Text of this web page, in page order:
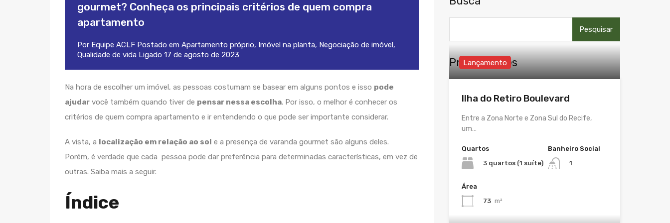
gourmet? Conheça os principais critérios de quem compra
apartamento
Por Equipe ACLF Postado em Apartamento próprio, Imóvel na planta, Negociação de imóvel,
Qualidade de vida Ligado 17 de agosto de 2023
Na hora de escolher um imóvel, as pessoas costumam se basear em alguns pontos e isso pode
ajudar você também quando tiver de pensar nessa escolha. Por isso, o melhor é conhecer os
critérios de quem compra apartamento e ir entendendo o que pode ser importante considerar.
A vista, a localização em relação ao sol e a presença de varanda gourmet são alguns deles.
Porém, é verdade que cada pessoa pode dar preferência para determinadas características, em vez de
outras. Saiba mais a seguir.
Índice
por:
Propriedades
Lançamento
Ilha do Retiro Boulevard
Entre a Zona Norte e Zona Sul do Recife,
um…
Quartos
3 quartos (1 suíte)
Banheiro Social
1
Área
73 m²